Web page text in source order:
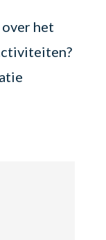
het